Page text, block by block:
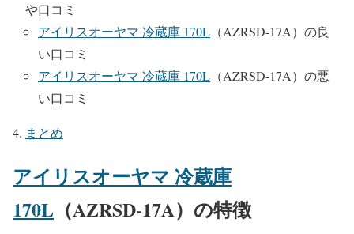
や口コミ
アイリスオーヤマ 冷蔵庫 170L （AZRSD-17A）の良
い口コミ
アイリスオーヤマ 冷蔵庫 170L （AZRSD-17A）の悪
い口コミ
まとめ
アイリスオーヤマ 冷蔵庫
170L （AZRSD-17A）の特徴